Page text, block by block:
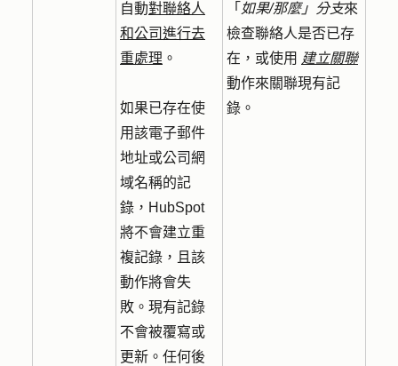
自動對聯絡人
和公司進行去
重處理 。
如果已存在使
用該電子郵件
地址或公司網
域名稱的記
錄，HubSpot
將不會建立重
複記錄，且該
動作將會失
敗。現有記錄
不會被覆寫或
更新。任何後
「 如果/那麼」分支來
檢查聯絡人是否已存
在，或使用 建立關聯
動作來關聯現有記
錄。